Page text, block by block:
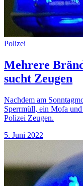
Polizei
Mehrere
sucht Zeugen
Nachdem am
Sperrmüll, ein Mofa
Polizei Zeugen.
5. Juni 2022